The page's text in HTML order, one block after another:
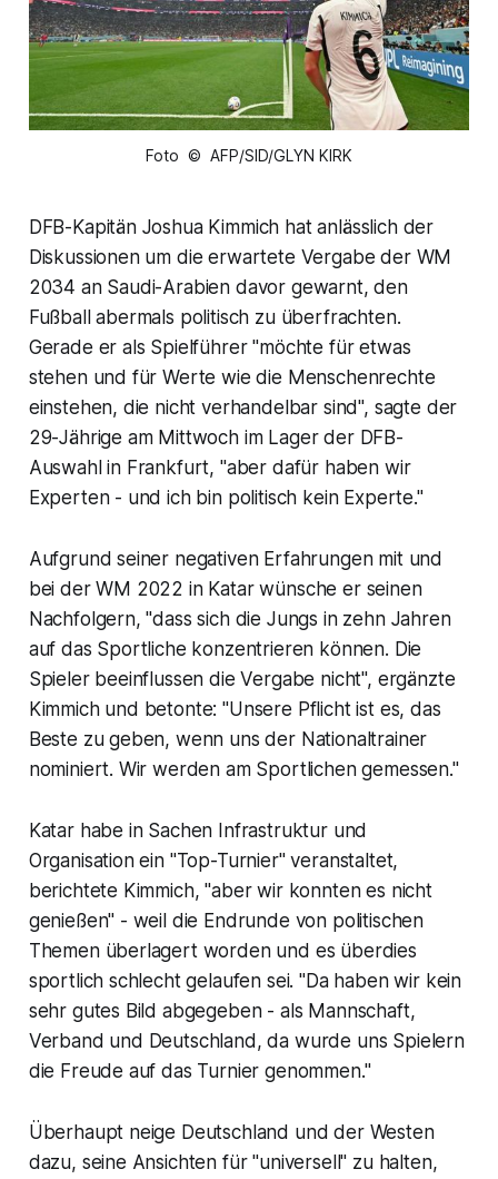
Foto © AFP/SID/GLYN KIRK
DFB-Kapitän Joshua Kimmich hat anlässlich der
Diskussionen um die erwartete Vergabe der WM
2034 an Saudi-Arabien davor gewarnt, den
Fußball abermals politisch zu überfrachten.
Gerade er als Spielführer "möchte für etwas
stehen und für Werte wie die Menschenrechte
einstehen, die nicht verhandelbar sind", sagte der
29-Jährige am Mittwoch im Lager der DFB-
Auswahl in Frankfurt, "aber dafür haben wir
Experten - und ich bin politisch kein Experte."
Aufgrund seiner negativen Erfahrungen mit und
bei der WM 2022 in Katar wünsche er seinen
Nachfolgern, "dass sich die Jungs in zehn Jahren
auf das Sportliche konzentrieren können. Die
Spieler beeinflussen die Vergabe nicht", ergänzte
Kimmich und betonte: "Unsere Pflicht ist es, das
Beste zu geben, wenn uns der Nationaltrainer
nominiert. Wir werden am Sportlichen gemessen."
Katar habe in Sachen Infrastruktur und
Organisation ein "Top-Turnier" veranstaltet,
berichtete Kimmich, "aber wir konnten es nicht
genießen" - weil die Endrunde von politischen
Themen überlagert worden und es überdies
sportlich schlecht gelaufen sei. "Da haben wir kein
sehr gutes Bild abgegeben - als Mannschaft,
Verband und Deutschland, da wurde uns Spielern
die Freude auf das Turnier genommen."
Überhaupt neige Deutschland und der Westen
dazu, seine Ansichten für "universell" zu halten,